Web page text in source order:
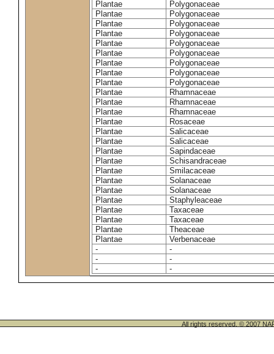
Plantae
Polygonaceae
Plantae
Polygonaceae
Plantae
Polygonaceae
Plantae
Polygonaceae
Plantae
Polygonaceae
Plantae
Polygonaceae
Plantae
Polygonaceae
Plantae
Polygonaceae
Plantae
Polygonaceae
Plantae
Rhamnaceae
Plantae
Rhamnaceae
Plantae
Rhamnaceae
Plantae
Rosaceae
Plantae
Salicaceae
Plantae
Salicaceae
Plantae
Sapindaceae
Plantae
Schisandraceae
Plantae
Smilacaceae
Plantae
Solanaceae
Plantae
Solanaceae
Plantae
Staphyleaceae
Plantae
Taxaceae
Plantae
Taxaceae
Plantae
Theaceae
Plantae
Verbenaceae
-
-
-
-
-
-
All rights reserved. © 2007